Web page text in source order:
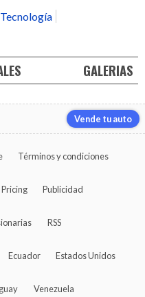
Tecnología
GALERIAS
Vende tu auto
Términos y condiciones
Pricing Publicidad
RSS
Ecuador Estados Unidos
Venezuela